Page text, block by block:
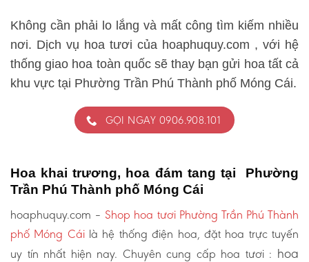
Không cần phải lo lắng và mất công tìm kiếm nhiều
nơi. Dịch vụ hoa tươi của hoaphuquy.com , với hệ
thống giao hoa toàn quốc sẽ thay bạn gửi hoa tất cả
khu vực tại Phường Trần Phú Thành phố Móng Cái.
GỌI NGAY 0906.908.101
Hoa khai trương, hoa đám tang tại Phường
Trần Phú Thành phố Móng Cái
hoaphuquy.com – Shop hoa tươi Phường Trần Phú Thành
phố Móng Cáilà hệ thống điện hoa, đặt hoa trực tuyến
uy tín nhất hiện nay. Chuyên cung cấp hoa tươi : hoa